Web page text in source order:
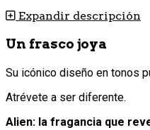
Expandir descripción
Un frasco joya
Su icónico diseño en tonos
Atrévete a ser diferente.
Alien: la fragancia que